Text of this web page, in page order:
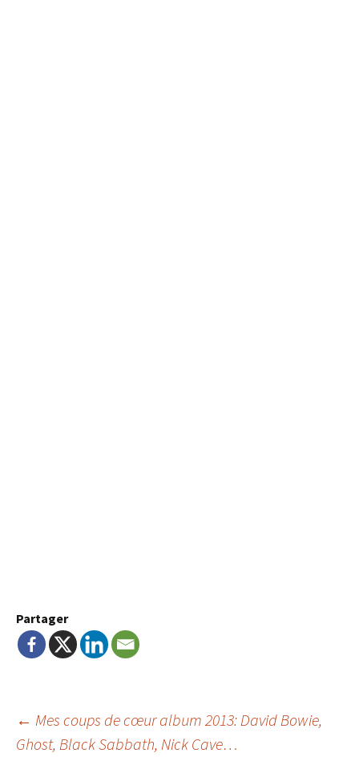
Partager
Navigation
← Mes coups de cœur album 2013: David Bowie,
Ghost, Black Sabbath, Nick Cave…